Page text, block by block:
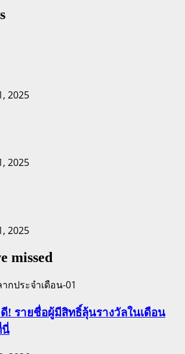
2025
2025
2025
missed
! รายชื่อผู้มีสิทธิ์ลุ้นรางวัลในเดือน
นี่